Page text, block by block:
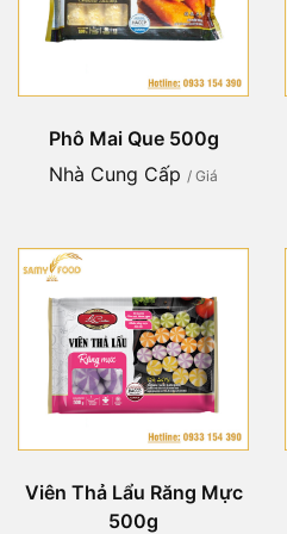
Phô Mai Que 500g
Nhà Cung Cấp / Giá
Viên Thả Lẩu Răng Mực
500g